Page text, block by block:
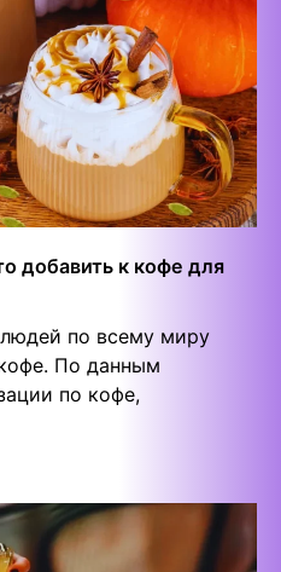
добавить к кофе для
по всему миру
По данным
по кофе,